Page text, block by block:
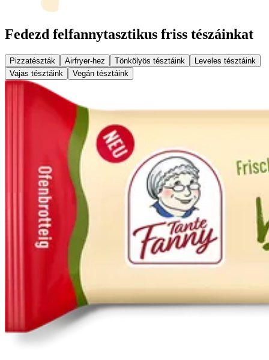
Fedezd felfannytasztikus friss tészáinkat
Pizzatészták Airfryer-hez Tönkölyös tésztáink
Leveles tésztáink
Vajas tésztáink
Vegán tésztáink